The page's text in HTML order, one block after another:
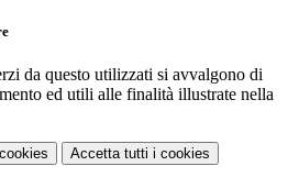
da questo utilizzati si avvalgono di
ed utili alle finalità illustrate nella
Accetta tutti i cookies